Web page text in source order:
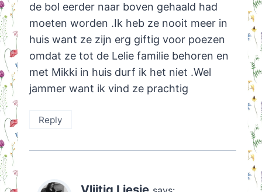
de bol eerder naar boven gehaald had
moeten worden .Ik heb ze nooit meer in
huis want ze zijn erg giftig voor poezen
omdat ze tot de Lelie familie behoren en
met Mikki in huis durf ik het niet .Wel
jammer want ik vind ze prachtig
Reply